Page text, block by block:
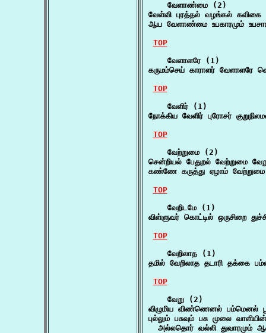
    வேளாண்மை (2)
வேள்வி புரத்தல் வழங்கல்
ஆய வேளாண்மை உபகாரமும்
TOP
    வேளாளரே (1)
கருமம்செய் காராளர்
TOP
    வேளிர் (1)
நோக்கிய வேளிர் புரோசர்
TOP
    வேற்றுமை (2)
சென்றியல் பேதுறல் வேற்றுமை
கண்ணே கருத்து ஏழாம்
TOP
    வேறிடமே (1)
விள்ளுவர் கொட்டில் ஒருசிறை
TOP
    வேறிலாத (1)
தமில் வேறிலாத தடாரி தக்கை
TOP
    வேறு (2)
விழுமிய விண்ணெனல் பம்மெனல்
புல்லும் பசுவும் பசு முலை
அல்லதொர் வல்லி துவாரமும்